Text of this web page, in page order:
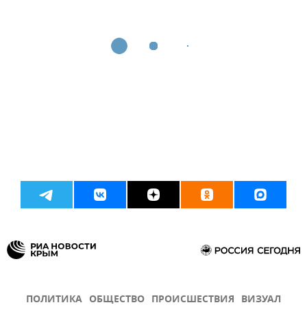
ПОЛИТИКА ОБЩЕСТВО ПРОИСШЕСТВИЯ ВИЗУАЛ